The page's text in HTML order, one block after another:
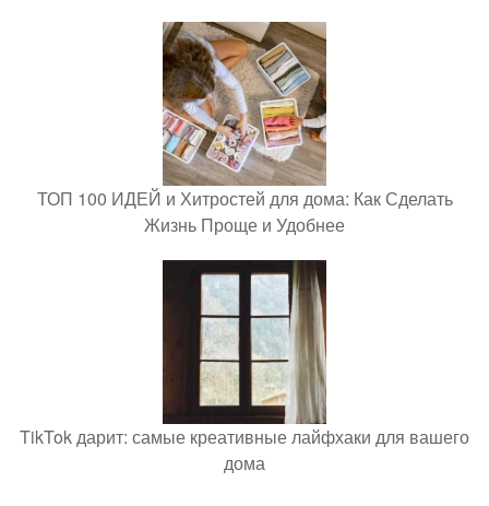
ТОП 100 ИДЕЙ и Хитростей для дома: Как Сделать
Жизнь Проще и Удобнее
TikTok дарит: самые креативные лайфхаки для вашего
дома